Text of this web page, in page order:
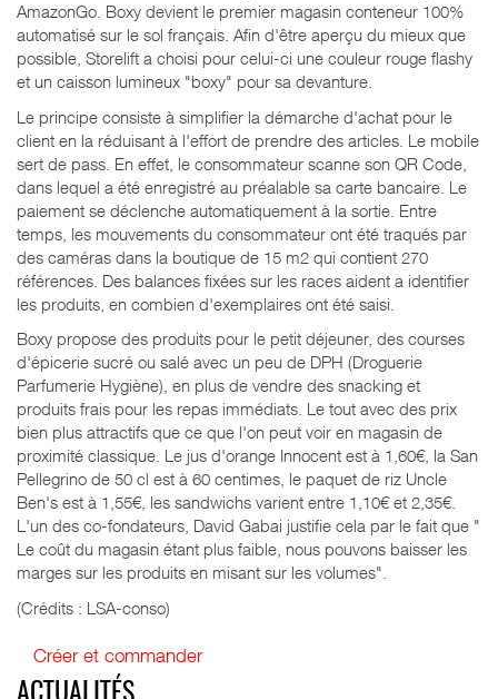
AmazonGo. Boxy devient le premier magasin conteneur 100%
automatisé sur le sol français. Afin d'être aperçu du mieux que
possible, Storelift a choisi pour celui-ci une couleur rouge flashy
et un caisson lumineux "boxy" pour sa devanture.
Le principe consiste à simplifier la démarche d'achat pour le
client en la réduisant à l'effort de prendre des articles. Le mobile
sert de pass. En effet, le consommateur scanne son QR Code,
dans lequel a été enregistré au préalable sa carte bancaire. Le
paiement se déclenche automatiquement à la sortie. Entre
temps, les mouvements du consommateur ont été traqués par
des caméras dans la boutique de 15 m2 qui contient 270
références. Des balances fixées sur les races aident a identifier
les produits, en combien d'exemplaires ont été saisi.
Boxy propose des produits pour le petit déjeuner, des courses
d'épicerie sucré ou salé avec un peu de DPH (Droguerie
Parfumerie Hygiène), en plus de vendre des snacking et
produits frais pour les repas immédiats. Le tout avec des prix
bien plus attractifs que ce que l'on peut voir en magasin de
proximité classique. Le jus d'orange Innocent est à 1,60€, la San
Pellegrino de 50 cl est à 60 centimes, le paquet de riz Uncle
Ben's est à 1,55€, les sandwichs varient entre 1,10€ et 2,35€.
L'un des co-fondateurs, David Gabai justifie cela par le fait que "
Le coût du magasin étant plus faible, nous pouvons baisser les
marges sur les produits en misant sur les volumes".
(Crédits : LSA-conso)
Créer et commander